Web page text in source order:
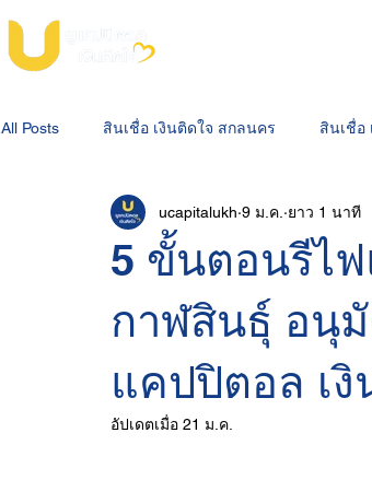
All Posts สินเชื่อ เงินติดใจ สกลนคร สินเชื่อ
สินเชื่อจำนำโฉนดที่ดินสกลนคร สินเชื่อ เงิ
5 ขั้นตอนรีไ
กาฬสินธุ์ อนุมั
แคปปิตอล เ
ucapitalukh 9 ม.ค. ยาว 1 นาที
อัปเดตเมื่อ 21 ม.ค.